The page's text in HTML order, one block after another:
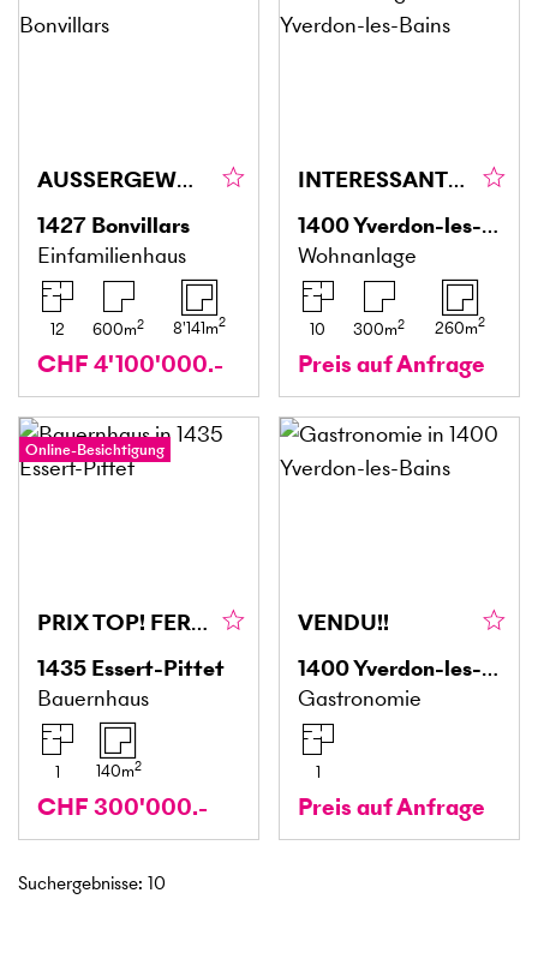
AUSSERGEWÖHNLICH MIT GROSSZÜGIGEM UMSCHWUNG
1427 Bonvillars
Einfamilienhaus
12 600m2 8'141m2
CHF 4'100'000.-
INTERESSANTE RENDITE IM STADTZENTRUM MIT GARTEN
1400Yverdon-les-Bains
Wohnanlage
10 300m2 260m2
Preis auf Anfrage
Online-Besichtigung
PRIX TOP! FERME MITOYENNE À TRANSFORMER
1435 Essert-Pittet
Bauernhaus
1 140m2
CHF 300'000.-
VENDU!!
1400Yverdon-les-Bains
Gastronomie
1
Preis auf Anfrage
Suchergebnisse: 10